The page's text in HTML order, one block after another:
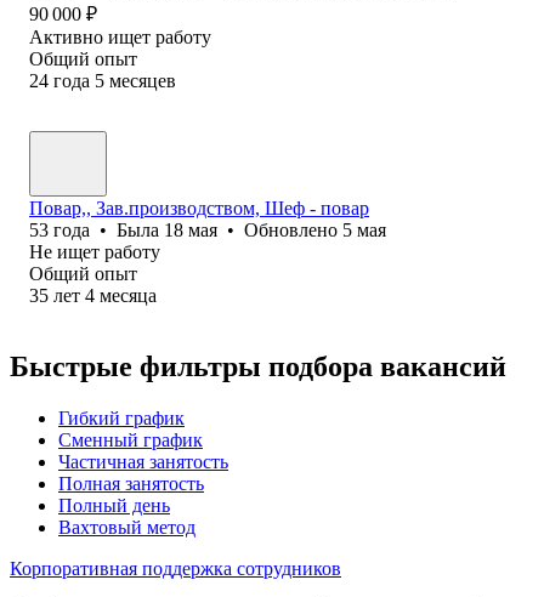
90 000 ₽
Активно ищет работу
Общий опыт
24 года 5 месяцев
Повар,, Зав.производством, Шеф - повар
53 года • Была 18 мая • Обновлено 5 мая
Не ищет работу
Общий опыт
35 лет 4 месяца
Быстрые фильтры подбора вакансий
Гибкий график
Сменный график
Частичная занятость
Полная занятость
Полный день
Вахтовый метод
Корпоративная поддержка сотрудников